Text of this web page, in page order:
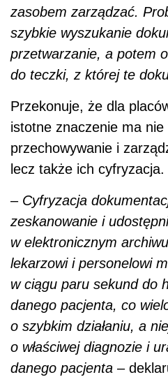
zasobem zarządzać.
szybkie wyszukanie
przetwarzanie, a potem
do teczki, z której te
Przekonuje, że dla
istotne znaczenie ma
przechowywanie i
lecz także ich cyfryzacja.
– Cyfryzacja
zeskanowanie i
w elektronicznym
lekarzowi i personelowi
w ciągu paru sekund do
danego pacjenta, co
o szybkim działaniu, a
o właściwej diagnozie i
danego pacjenta –